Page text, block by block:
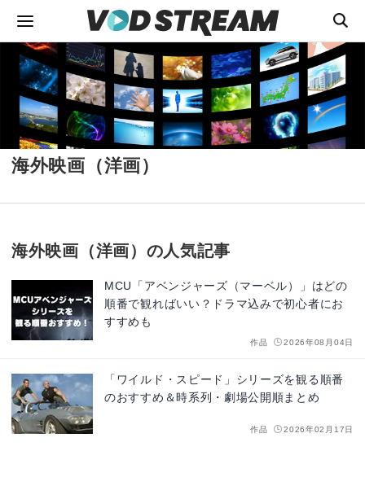
海外映画（洋画）
海外映画（洋画）の人気記事
MCU「アベンジャーズ（マーベル）」はどの
順番で観ればいい？ドラマ込みで初心者にお
すすめも
作品 2026年08月04日
「ワイルド・スピード」シリーズを観る順番
のおすすめ＆時系列・劇場公開順まとめ
作品 2026年02月17日